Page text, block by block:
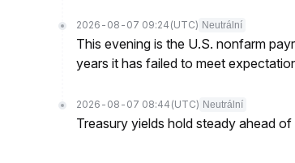
2026-08-07 09:24 (UTC) Neutrální
This evening is the U.S. nonfarm
years it has failed to meet
2026-08-07 08:44 (UTC) Neutrální
Treasury yields hold steady ahead